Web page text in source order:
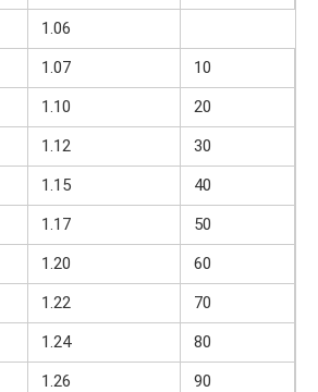
1.06
1.07
10
1.10
20
1.12
30
1.15
40
1.17
50
1.20
60
1.22
70
1.24
80
1.26
90